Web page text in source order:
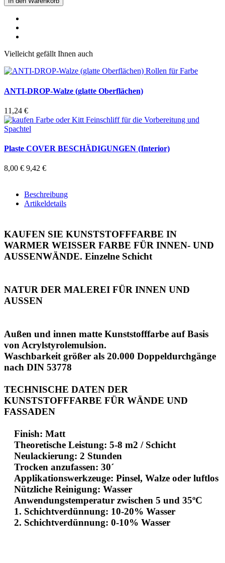
Vielleicht gefällt Ihnen auch
ANTI-DROP-Walze (glatte Oberflächen)
11,24 €
Plaste COVER BESCHÄDIGUNGEN (Interior)
8,00 € 9,42 €
Beschreibung
Artikeldetails
KAUFEN SIE KUNSTSTOFFFARBE IN
WARMER WEISSER FARBE FÜR INNEN- UND
AUSSENWÄNDE. Einzelne Schicht
NATUR DER MALEREI FÜR INNEN UND
AUSSEN
Außen und innen matte Kunststofffarbe auf Basis
von Acrylstyrolemulsion.
Waschbarkeit größer als 20.000 Doppeldurchgänge
nach DIN 53778
TECHNISCHE DATEN DER
KUNSTSTOFFFARBE FÜR WÄNDE UND
FASSADEN
Finish: Matt
Theoretische Leistung: 5-8 m2 / Schicht
Neulackierung: 2 Stunden
Trocken anzufassen: 30´
Applikationswerkzeuge: Pinsel, Walze oder luftlos
Nützliche Reinigung: Wasser
Anwendungstemperatur zwischen 5 und 35ºC
1. Schichtverdünnung: 10-20% Wasser
2. Schichtverdünnung: 0-10% Wasser